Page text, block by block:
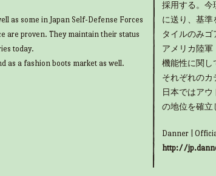
as some in Japan Self-Defense Forces
are proven. They maintain their status
today.
as a fashion boots market as well.
採用する。今
に送り、基準
タイルのみゴ
アメリカ陸軍
機能性に関し
それぞれのカ
日本ではア
の地位を確立
Danner |
http://